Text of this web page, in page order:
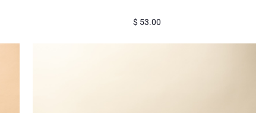
$ 53.00